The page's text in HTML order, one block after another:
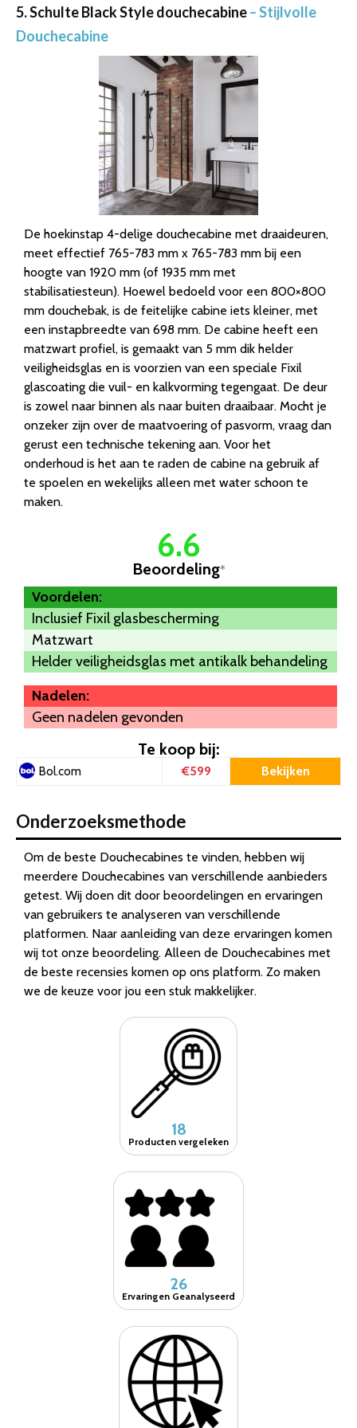
5. Schulte Black Style douchecabine– Stijlvolle
Douchecabine
De hoekinstap 4-delige douchecabine met draaideuren,
meet effectief 765-783 mm x 765-783 mm bij een
hoogte van 1920 mm (of 1935 mm met
stabilisatiesteun). Hoewel bedoeld voor een 800×800
mm douchebak, is de feitelijke cabine iets kleiner, met
een instapbreedte van 698 mm. De cabine heeft een
matzwart profiel, is gemaakt van 5 mm dik helder
veiligheidsglas en is voorzien van een speciale Fixil
glascoating die vuil- en kalkvorming tegengaat. De deur
is zowel naar binnen als naar buiten draaibaar. Mocht je
onzeker zijn over de maatvoering of pasvorm, vraag dan
gerust een technische tekening aan. Voor het
onderhoud is het aan te raden de cabine na gebruik af
te spoelen en wekelijks alleen met water schoon te
maken.
6.6
Beoordeling*
Voordelen:
Inclusief Fixil glasbescherming
Matzwart
Helder veiligheidsglas met antikalk behandeling
Nadelen:
Geen nadelen gevonden
Te koop bij:
Bol.com €599 Bekijken
Onderzoeksmethode
Om de beste Douchecabines te vinden, hebben wij
meerdere Douchecabines van verschillende aanbieders
getest. Wij doen dit door beoordelingen en ervaringen
van gebruikers te analyseren van verschillende
platformen. Naar aanleiding van deze ervaringen komen
wij tot onze beoordeling. Alleen de Douchecabines met
de beste recensies komen op ons platform. Zo maken
we de keuze voor jou een stuk makkelijker.
18
Producten vergeleken
26
Ervaringen Geanalyseerd